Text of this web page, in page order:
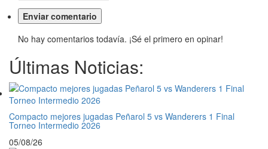
No hay comentarios todavía. ¡Sé el primero en opinar!
Últimas Noticias:
Compacto mejores jugadas Peñarol 5 vs Wanderers 1 Final
Torneo Intermedio 2026
05/08/26